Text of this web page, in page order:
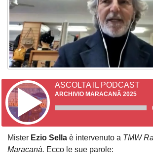
ASCOLTA IL PODCAST
ARCHIVIO MARACANÃ 2025
Mister Ezio Sella è intervenuto a TMW
Maracanà. Ecco le sue parole: